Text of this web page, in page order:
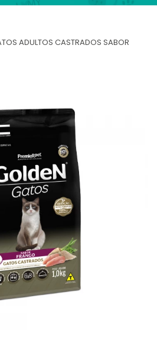
ADULTOS CASTRADOS SABOR